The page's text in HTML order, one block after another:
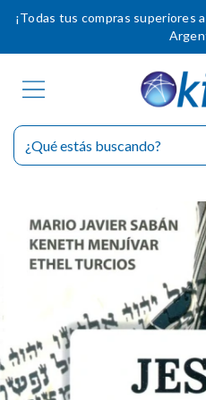
¡Todas tus compras superiores